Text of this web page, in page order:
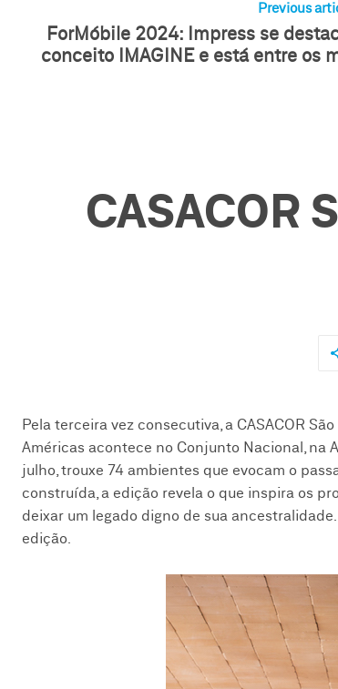
Previous
ForMóbile 2024: Impress se
conceito IMAGINE e está entre os
CASACOR
Pela terceira vez consecutiva, a CASACOR
Américas acontece no Conjunto Nacional, na
julho, trouxe 74 ambientes que evocam o
construída, a edição revela o que inspira os
deixar um legado digno de sua
edição.